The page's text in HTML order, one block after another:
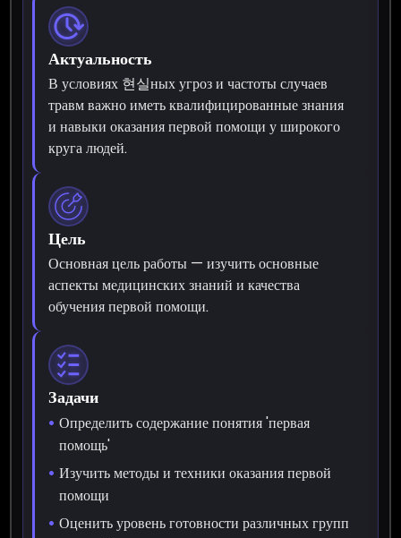
Актуальность
В условиях 현실ных угроз и частоты случаев
травм важно иметь квалифицированные знания
и навыки оказания первой помощи у широкого
круга людей.
Цель
Основная цель работы — изучить основные
аспекты медицинских знаний и качества
обучения первой помощи.
Задачи
Определить содержание понятия 'первая
помощь'
Изучить методы и техники оказания первой
помощи
Оценить уровень готовности различных групп